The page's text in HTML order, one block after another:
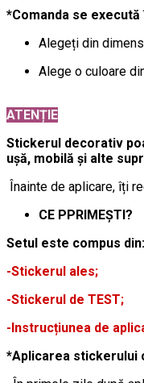
*Comanda se
Alegeți din
Alege o culoare
ATENȚIE
Stickerul decorativ
ușă, mobilă și alte
Înainte de aplicare, îți
CE PPRIMEȘTI?
Setul este compus din:
-Stickerul ales;
-Stickerul de TEST;
-Instrucțiunea de
*Aplicarea stickerului